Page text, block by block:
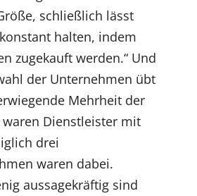
schließlich lässt
halten, indem
zugekauft werden.“ Und
der Unternehmen übt
Mehrheit der
Dienstleister mit
drei
waren dabei.
aussagekräftig sind